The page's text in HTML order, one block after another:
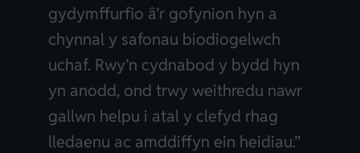
gydymffurfio â’r gofynion hyn a
chynnal y safonau biodiogelwch
uchaf. Rwy’n cydnabod y bydd hyn
yn anodd, ond trwy weithredu nawr
gallwn helpu i atal y clefyd rhag
lledaenu ac amddiffyn ein heidiau.”